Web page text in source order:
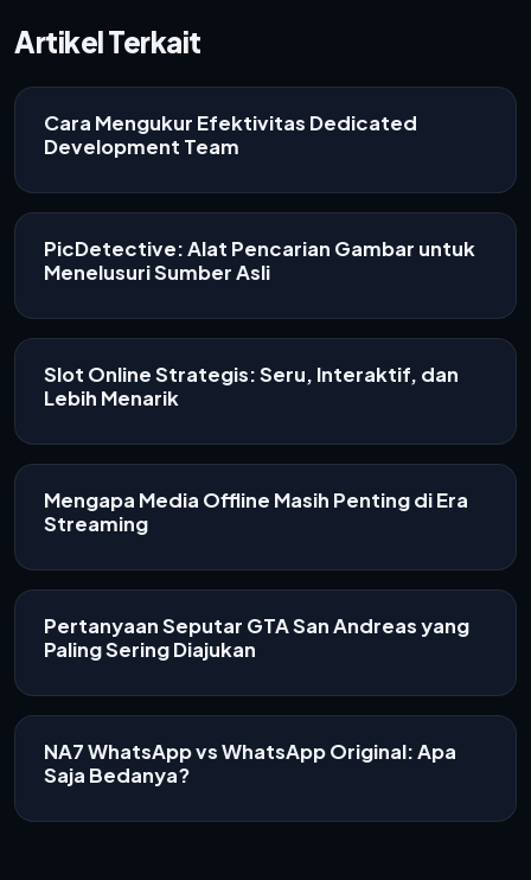
Artikel Terkait
Cara Mengukur Efektivitas Dedicated
Development Team
PicDetective: Alat Pencarian Gambar untuk
Menelusuri Sumber Asli
Slot Online Strategis: Seru, Interaktif, dan
Lebih Menarik
Mengapa Media Offline Masih Penting di Era
Streaming
Pertanyaan Seputar GTA San Andreas yang
Paling Sering Diajukan
NA7 WhatsApp vs WhatsApp Original: Apa
Saja Bedanya?